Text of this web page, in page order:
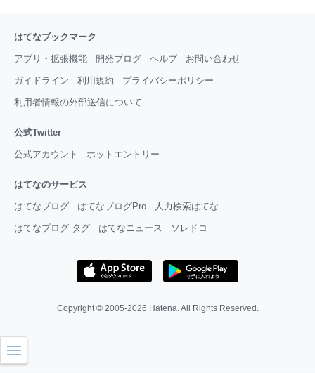
はてなブックマーク
アプリ・拡張機能 開発ブログ ヘルプ お問い合わせ
ガイドライン 利用規約 プライバシーポリシー
利用者情報の外部送信について
公式Twitter
公式アカウント ホットエントリー
はてなのサービス
はてなブログ はてなブログPro 人力検索はてな
はてなブログ タグ はてなニュース ソレドコ
Copyright © 2005-2026 Hatena. All Rights Reserved.